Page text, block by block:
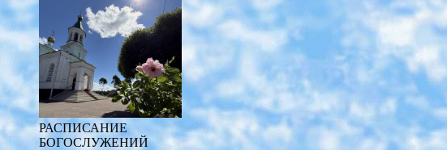
РАСПИСАНИЕ
БОГОСЛУЖЕНИЙ